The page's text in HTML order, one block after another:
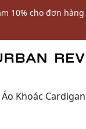
đãi 10% cho đơn
Áo Khoác